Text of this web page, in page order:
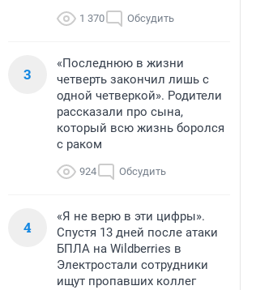
1 370 Обсудить
3
«Последнюю в жизни
четверть закончил лишь с
одной четверкой». Родители
рассказали про сына,
который всю жизнь боролся
с раком
924 Обсудить
4
«Я не верю в эти цифры».
Спустя 13 дней после атаки
БПЛА на Wildberries в
Электростали сотрудники
ищут пропавших коллег